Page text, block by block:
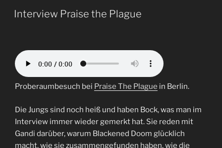
the
Obsidian
Gate“
Interview Praise the Plague
Proberaumbesuch bei Praise The Plague in Berlin.
Die Jungs sind noch heiß und haben Bock, was man im
Interview immer wieder gemerkt hat. Sie reden mit
Gandi darüber, warum Blackened Doom glücklich
macht, wie sie zusammengefunden haben, wie die